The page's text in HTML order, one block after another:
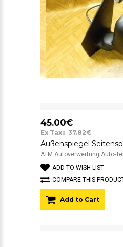
45.00€
Ex Tax:: 37.82€
ATM Autoverwertung Auto-
ADD TO WISH LIST
COMPARE THIS
Add to Cart